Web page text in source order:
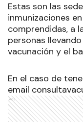
Estas son las
inmunizaciones
comprendidas, a
personas
vacunación y el
En el caso de
email
Ads